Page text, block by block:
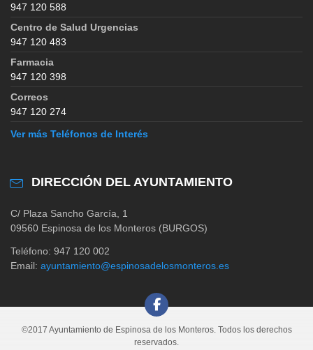
947 120 588
Centro de Salud Urgencias
947 120 483
Farmacia
947 120 398
Correos
947 120 274
Ver más Teléfonos de Interés
DIRECCIÓN DEL AYUNTAMIENTO
C/ Plaza Sancho García, 1
09560 Espinosa de los Monteros (BURGOS)
Teléfono: 947 120 002
Email: ayuntamiento@espinosadelosmonteros.es
©2017 Ayuntamiento de Espinosa de los Monteros. Todos los derechos
reservados.